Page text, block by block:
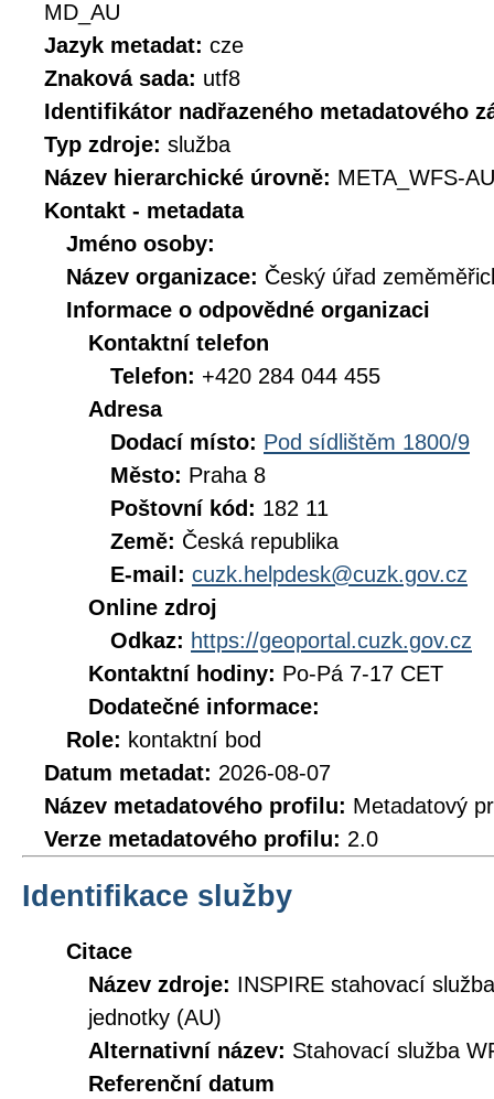
MD_AU
Jazyk metadat: cze
Znaková sada: utf8
Identifikátor nadřazeného metadatového
Typ zdroje: služba
Název hierarchické úrovně: META_WFS-
Kontakt - metadata
Jméno osoby:
Název organizace: Český úřad
Informace o odpovědné organizaci
Kontaktní telefon
Telefon: +420 284 044 455
Adresa
Dodací místo: Pod sídlištěm 1800/9
Město: Praha 8
Poštovní kód: 182 11
Země: Česká republika
E-mail: cuzk.helpdesk@cuzk.gov.cz
Online zdroj
Odkaz: https://geoportal.cuzk.gov.cz
Kontaktní hodiny: Po-Pá 7-17 CET
Dodatečné informace:
Role: kontaktní bod
Datum metadat: 2026-08-07
Název metadatového profilu: Metadatový
Verze metadatového profilu: 2.0
Identifikace služby
Citace
Název zdroje: INSPIRE stahovací
jednotky (AU)
Alternativní název: Stahovací služba
Referenční datum